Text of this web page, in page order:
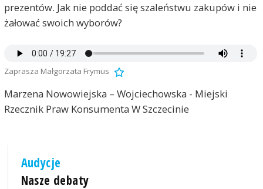
prezentów. Jak nie poddać się szaleństwu zakupów i nie
żałować swoich wyborów?
Zaprasza Małgorzata Frymus
Marzena Nowowiejska – Wojciechowska - Miejski
Rzecznik Praw Konsumenta W Szczecinie
Audycje
Nasze debaty